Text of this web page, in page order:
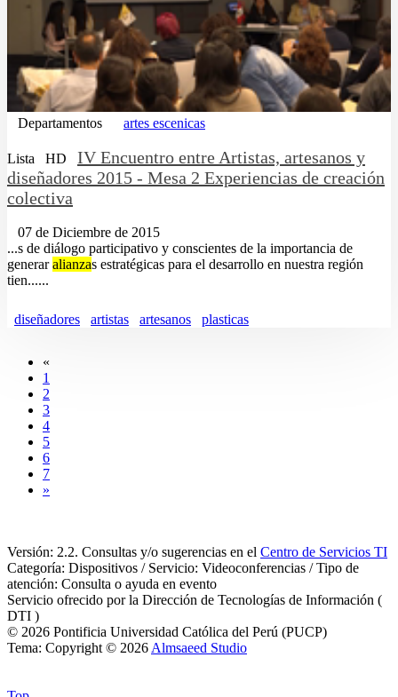
Departamentos artes escenicas
Lista HD
IV Encuentro entre Artistas, artesanos y
diseñadores 2015 - Mesa 2 Experiencias de creación
colectiva
07 de Diciembre de 2015
...s de diálogo participativo y conscientes de la importancia de
generaralianzas estratégicas para el desarrollo en nuestra región
tien......
diseñadores artistas artesanos plasticas
«
1
2
3
4
5
6
7
»
Versión: 2.2. Consultas y/o sugerencias en el Centro de Servicios TI
Categoría: Dispositivos / Servicio: Videoconferencias / Tipo de
atención: Consulta o ayuda en evento
Servicio ofrecido por la Dirección de Tecnologías de Información (
DTI )
© 2026 Pontificia Universidad Católica del Perú (PUCP)
Tema: Copyright © 2026 Almsaeed Studio